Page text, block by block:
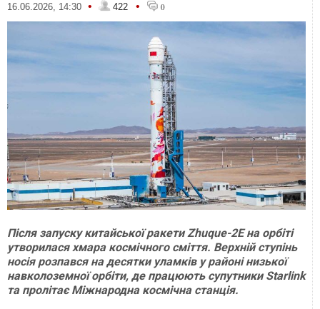
16.06.2026, 14:30 • 422 • 0
Після запуску китайської ракети Zhuque-2E на орбіті
утворилася хмара космічного сміття. Верхній ступінь
носія розпався на десятки уламків у районі низької
навколоземної орбіти, де працюють супутники Starlink
та пролітає Міжнародна космічна станція.